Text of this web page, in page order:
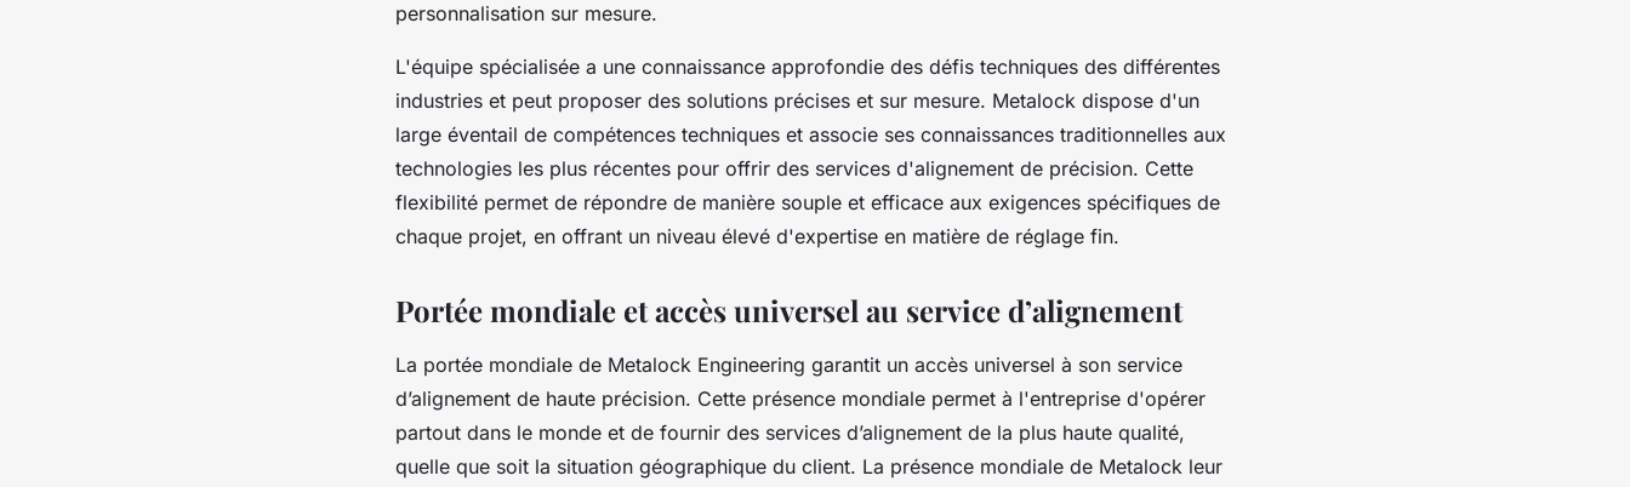
personnalisation sur mesure.
L'équipe spécialisée a une connaissance approfondie des défis techniques des différentes
industries et peut proposer des solutions précises et sur mesure. Metalock dispose d'un
large éventail de compétences techniques et associe ses connaissances traditionnelles aux
technologies les plus récentes pour offrir des services d'alignement de précision. Cette
flexibilité permet de répondre de manière souple et efficace aux exigences spécifiques de
chaque projet, en offrant un niveau élevé d'expertise en matière de réglage fin.
Portée mondiale et accès universel au service d’alignement
La portée mondiale de Metalock Engineering garantit un accès universel à son service
d’alignement de haute précision. Cette présence mondiale permet à l'entreprise d'opérer
partout dans le monde et de fournir des services d’alignement de la plus haute qualité,
quelle que soit la situation géographique du client. La présence mondiale de Metalock leur